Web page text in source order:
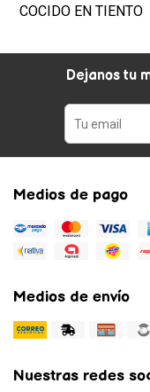
COCIDO EN TIENTO
Dejanos tu
Medios de pago
Medios de envío
Nuestras redes